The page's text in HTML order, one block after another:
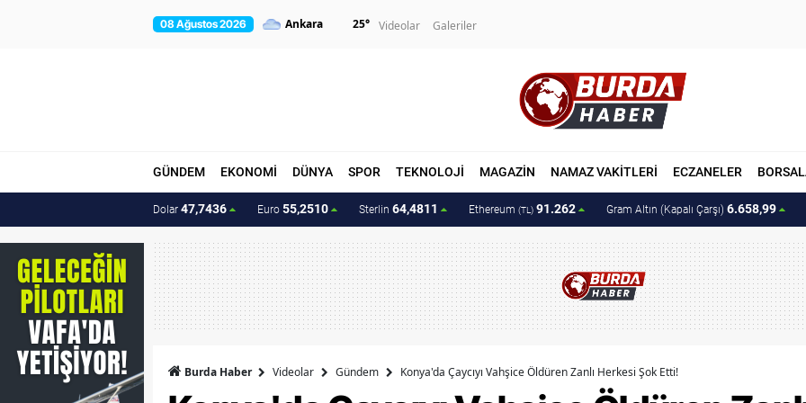
08 Ağustos 2026 25° Videolar Galeriler
GÜNDEM EKONOMİ DÜNYA SPOR TEKNOLOJİ MAGAZİN NAMAZ VAKİTLERİ ECZANELER
Dolar 47,7436 Euro 55,2510 Sterlin 64,4811 Ethereum (TL) 91.262 Gram Altın (Kapalı Çarşı) 6.658,99
Burda Haber Videolar Gündem Konya'da Çaycıyı Vahşice Öldüren Zanlı Herkesi Şok Etti!